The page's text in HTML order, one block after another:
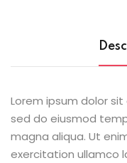
Lorem ipsum dolor
sed do eiusmod
magna aliqua. Ut
exercitation ullamco